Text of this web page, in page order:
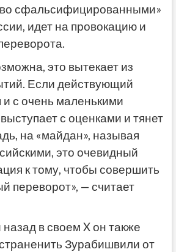
сфальсифицированными»
идет на провокацию и
это вытекает из
Если действующий
и с очень маленькими
с оценками и тянет
на «майдан», называя
это очевидный
к тому, чтобы совершить
переворот», — считает
в своем X он также
Зурабишвили от